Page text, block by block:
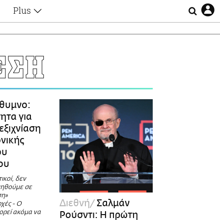
Plus
Αφιερώματα
Ζώδια
Οι Αθηναίοι
Απώλειες
Lgbtqi+
Επιλογές
για
δεν
σε
- Ο
ακόμα να
Διεθνή Σαλμάν
Ρούσντι: Η πρώτη